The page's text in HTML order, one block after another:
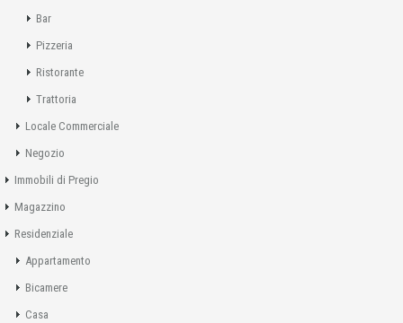
Bar
Pizzeria
Ristorante
Trattoria
Locale Commerciale
Negozio
Immobili di Pregio
Magazzino
Residenziale
Appartamento
Bicamere
Casa